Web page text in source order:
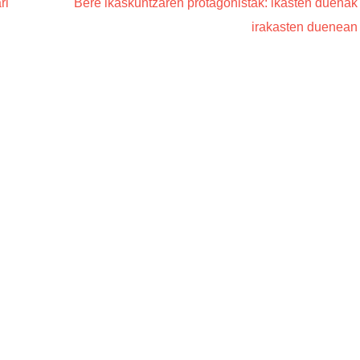
Bere ikaskuntzaren protagonistak: ikasten duenak
irakasten duenean